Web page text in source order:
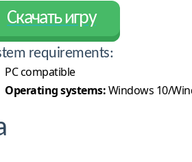
Скачать игру
requirements:
PC compatible
Operating systems:Windows 10/